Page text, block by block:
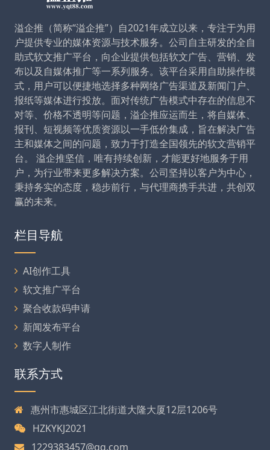
溢企推（简称“溢企推”）自2021年成立以来，专注于为用
户提供专业的媒体资源与技术服务。公司自主研发的全自
助式软文推广平台，向企业提供包括软文广告、营销、发
布以及自媒体推广等一系列服务。该平台采用自助操作模
式，用户可以便捷地选择多种网络广告渠道及新闻门户、
报纸等媒体进行投放。面对传统广告模式中存在的信息不
对等、价格不透明等问题，溢企推应运而生，将自媒体、
报刊、短视频等优质资源以一手低价集成，旨在解决广告
主和媒体之间的问题，致力于打造全国领先的软文营销平
台。 溢企推坚信，唯有持续创新，才能更好地服务于用
户，为行业带来更多解决方案。公司坚持以客户为中心，
秉持务实的态度，稳步前行，与代理商携手共进，共创双
赢的未来。
栏目导航
AI创作工具
软文推广平台
聚合收款码申请
新闻发布平台
数字人制作
联系方式
惠州市惠城区江北街道大隆大厦12层1206号
HZKYKJ2021
1229383457@qq.com